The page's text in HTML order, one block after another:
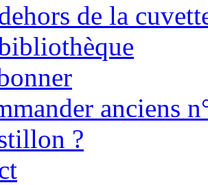
de la
anciens
?